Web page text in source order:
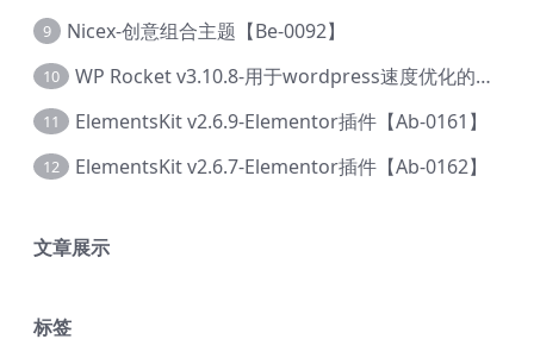
9 Nicex-创意组合主题【Be-0092】
10 WP Rocket v3.10.8-用于wordpress速度优化的缓存加速插件【Cd-0019】
11 ElementsKit v2.6.9-Elementor插件【Ab-0161】
12 ElementsKit v2.6.7-Elementor插件【Ab-0162】
文章展示
标签